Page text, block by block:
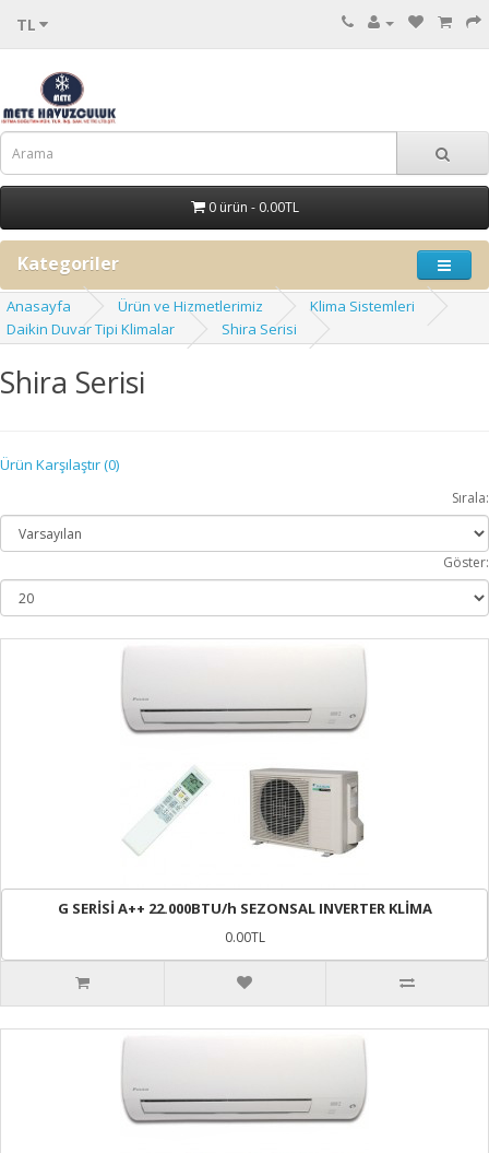
TL
0 ürün - 0.00TL
Kategoriler
Anasayfa Ürün ve Hizmetlerimiz
Klima Sistemleri
Daikin Duvar Tipi Klimalar
Shira Serisi
Shira Serisi
Ürün Karşılaştır (0)
Sırala:
Göster:
G SERİSİ A++ 22.000BTU/h SEZONSAL INVERTER KLİMA
0.00TL